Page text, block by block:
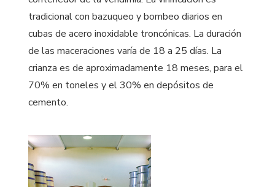
tradicional con bazuqueo y bombeo diarios en
cubas de acero inoxidable troncónicas. La duración
de las maceraciones varía de 18 a 25 días. La
crianza es de aproximadamente 18 meses, para el
70% en toneles y el 30% en depósitos de
cemento.